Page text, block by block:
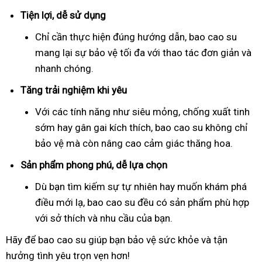
Tiện lợi, dễ sử dụng
Chỉ cần thực hiện đúng hướng dẫn, bao cao su
mang lại sự bảo vệ tối đa với thao tác đơn giản và
nhanh chóng.
Tăng trải nghiệm khi yêu
Với các tính năng như siêu mỏng, chống xuất tinh
sớm hay gân gai kích thích, bao cao su không chỉ
bảo vệ mà còn nâng cao cảm giác thăng hoa.
Sản phẩm phong phú, dễ lựa chọn
Dù bạn tìm kiếm sự tự nhiên hay muốn khám phá
điều mới lạ, bao cao su đều có sản phẩm phù hợp
với sở thích và nhu cầu của bạn.
Hãy để bao cao su giúp bạn bảo vệ sức khỏe và tận
hưởng tình yêu trọn vẹn hơn!